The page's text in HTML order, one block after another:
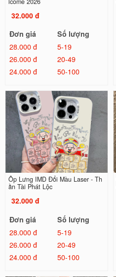
32.000 đ
Đơn giá
Số lượng
28.000 đ
5-19
26.000 đ
20-49
24.000 đ
50-100
Ốp Lưng IMD Đổi Màu Laser - Th
ần Tài Phát Lộc
32.000 đ
Đơn giá
Số lượng
28.000 đ
5-19
26.000 đ
20-49
24.000 đ
50-100